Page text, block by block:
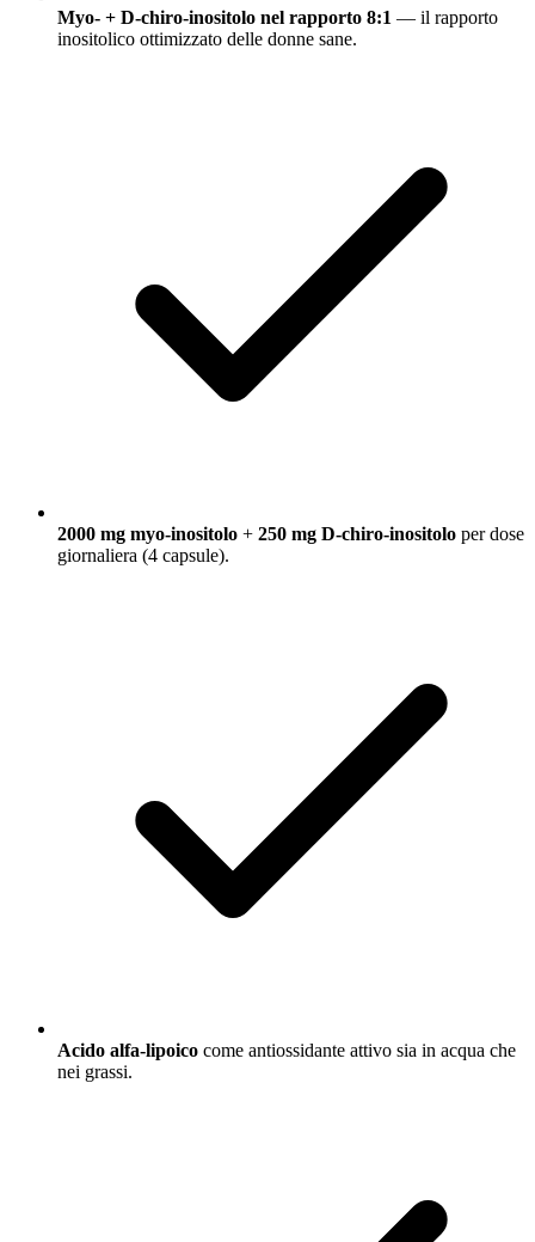
Myo- + D-chiro-inositolo nel rapporto 8:1 — il rapporto
inositolico ottimizzato delle donne sane.
2000 mg myo-inositolo + 250 mg D-chiro-inositolo per dose
giornaliera (4 capsule).
Acido alfa-lipoico come antiossidante attivo sia in acqua che
nei grassi.